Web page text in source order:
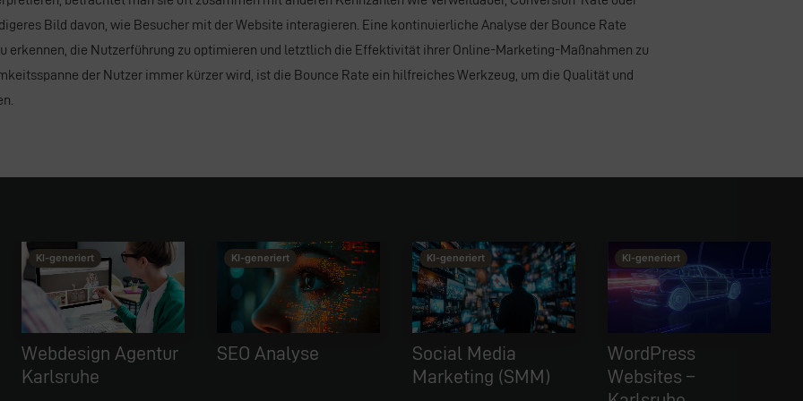
Bild davon, wie Besucher mit der Website interagieren. Eine kontinuierliche Analyse der Bounce Rate
erkennen, die Nutzerführung zu optimieren und letztlich die Effektivität ihrer Online-Marketing-Maßnahmen zu
der Nutzer immer kürzer wird, ist die Bounce Rate ein hilfreiches Werkzeug, um die Qualität und
This image is AI-generated or manipulated, disclosed under Article 50(4) of the EU AI Act.
KI-generiert
SEO Analyse
This image is AI-generated or manipulated, disclosed under Article 50(4) of the EU AI Act.
KI-generiert
Social Media
This image is AI-generated or manipulated, disclosed under Article 50(4) of the EU AI Act.
KI-generiert
WordPress
Websites –
KI-generiert
UX/UI Design
Nutzererlebnis